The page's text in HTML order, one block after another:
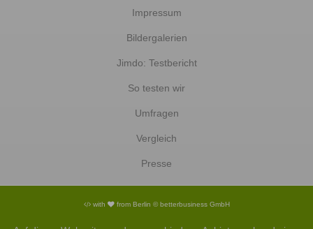
Impressum
Bildergalerien
Jimdo: Testbericht
So testen wir
Umfragen
Vergleich
Presse
with from Berlin © betterbusiness GmbH